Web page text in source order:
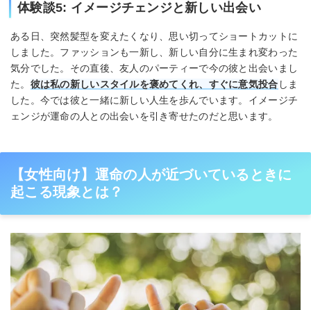
体験談5: イメージチェンジと新しい出会い
ある日、突然髪型を変えたくなり、思い切ってショートカットに
しました。ファッションも一新し、新しい自分に生まれ変わった
気分でした。その直後、友人のパーティーで今の彼と出会いまし
た。 彼は私の新しいスタイルを褒めてくれ、すぐに意気投合 しま
した。今では彼と一緒に新しい人生を歩んでいます。イメージチ
ェンジが運命の人との出会いを引き寄せたのだと思います。
【女性向け】運命の人が近づいているときに
起こる現象とは？